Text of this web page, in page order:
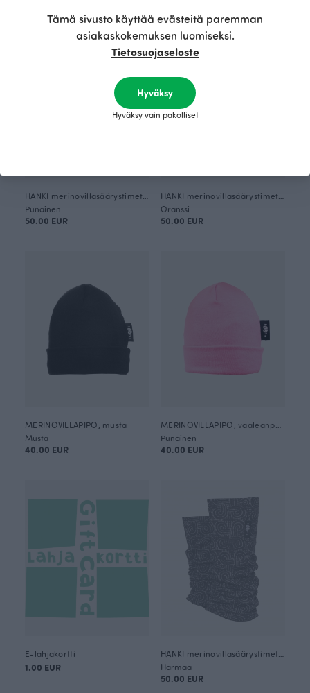
Punainen
50.00 EUR
Oranssi
50.00 EUR
MERINOVILLAPIPO, musta
Musta
40.00 EUR
Punainen
40.00 EUR
E-lahjakortti
1.00 EUR
Harmaa
50.00 EUR
Tämä sivusto käyttää evästeitä paremman
asiakaskokemuksen luomiseksi.
Tietosuojaseloste
Hyväksy
Hyväksy vain pakolliset